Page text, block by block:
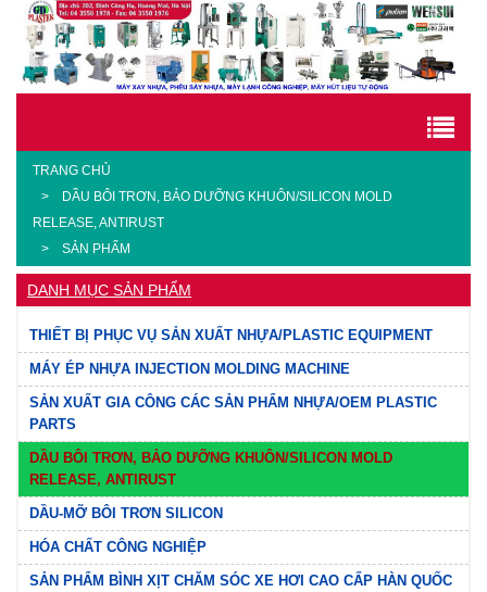
TRANG CHỦ
DẦU BÔI TRƠN, BẢO DƯỠNG KHUÔN/SILICON MOLD
RELEASE, ANTIRUST
SẢN PHẨM
DANH MỤC SẢN PHẨM
THIẾT BỊ PHỤC VỤ SẢN XUẤT NHỰA/PLASTIC EQUIPMENT
MÁY ÉP NHỰA INJECTION MOLDING MACHINE
SẢN XUẤT GIA CÔNG CÁC SẢN PHẨM NHỰA/OEM PLASTIC
PARTS
DẦU BÔI TRƠN, BẢO DƯỠNG KHUÔN/SILICON MOLD
RELEASE, ANTIRUST
DẦU-MỠ BÔI TRƠN SILICON
HÓA CHẤT CÔNG NGHIỆP
SẢN PHẨM BÌNH XỊT CHĂM SÓC XE HƠI CAO CẤP HÀN QUỐC